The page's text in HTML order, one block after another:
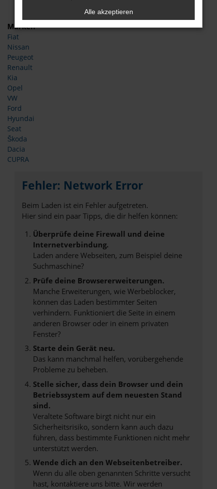
Marken
Fiat
Nissan
Peugeot
Renault
Kia
Opel
VW
Ford
Hyundai
Seat
Škoda
Dacia
CUPRA
Fehler: Network Error
Beim Laden ist ein Fehler aufgetreten.
Hier sind ein paar Tipps, die dir helfen können:
Überprüfe deine Firewall und deine
Internetverbindung.
Laden andere Webseiten, zum Beispiel deine
Suchmaschine?
Prüfe deine Browsererweiterungen.
Manche Erweiterungen, wie Werbeblocker,
können das Laden bestimmter Seiten
verhindern. Funktioniert die Seite in einem
anderen Browser oder in einem privaten
Fenster?
Starte dein Gerät neu.
Das kann manchmal helfen, vorübergehende
Probleme zu beheben.
Stelle sicher, dass dein Browser und dein
Betriebssystem auf dem neuesten Stand
sind.
Veraltete Software birgt nicht nur ein
Sicherheitsrisiko, sondern kann auch dazu
führen, dass bestimmte Funktionen nicht mehr
unterstützt werden.
Wende dich an den Webseitenbetreiber.
Wenn du alle oben genannten Schritte versucht
hast, kontaktiere uns bitte. Wir werden
Alle akzeptieren